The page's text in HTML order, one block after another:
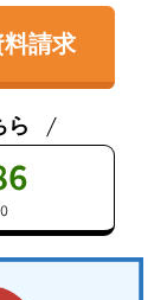
料請求
ら